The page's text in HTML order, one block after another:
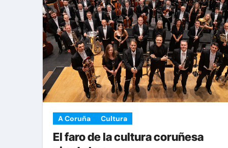
A Coruña Cultura
El faro de la cultura coruñesa